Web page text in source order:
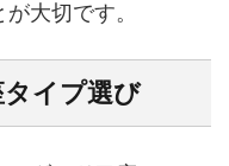
大切です。
イプ選び